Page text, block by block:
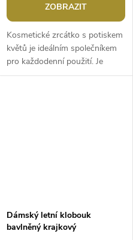
ZOBRAZIT
Kosmetické zrcátko s potiskem
květů je ideálním společníkem
pro každodenní použití. Je
ploché, plastové a lehké,
Dámský letní klobouk
bavlněný krajkový